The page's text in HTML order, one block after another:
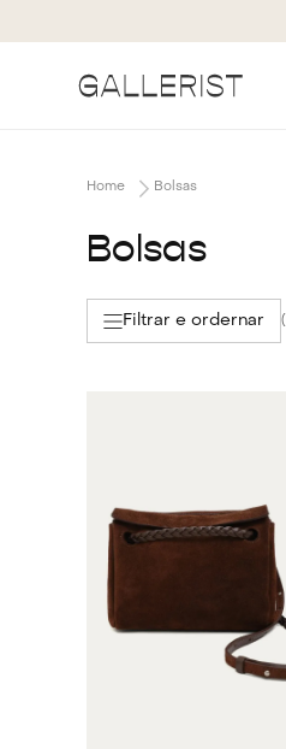
Bolsas
Bolsas
Filtrar e ordernar